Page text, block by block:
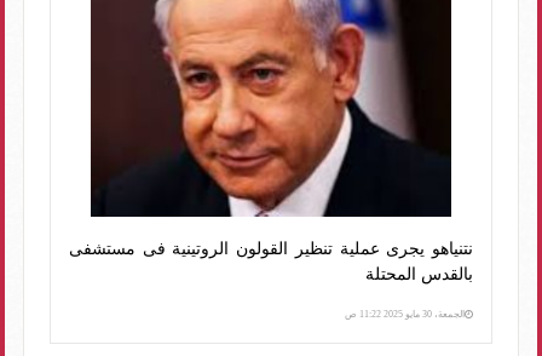
نتنياهو يجرى عملية تنظير القولون الروتينية فى مستشفى
بالقدس المحتلة
الجمعة، 30 مايو 2025 11:22 ص